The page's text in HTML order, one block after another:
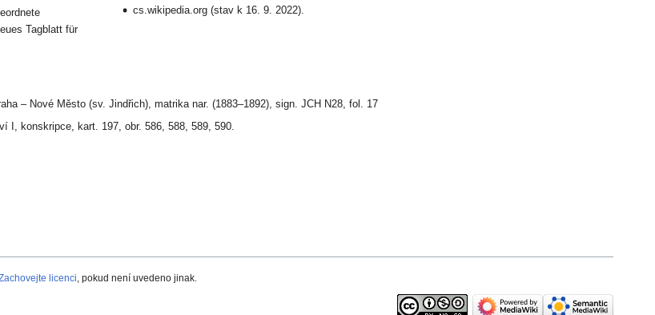
Tagblatt für
cs.wikipedia.org (stav k 16. 9. 2022).
– Nové Město (sv. Jindřich), matrika nar. (1883–1892), sign. JCH N28, fol. 17
I, konskripce, kart. 197, obr. 586, 588, 589, 590.
licenci , pokud není uvedeno jinak.